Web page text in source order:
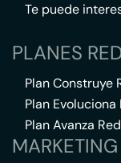
Te puede
PLANES
Plan Construye
Plan
Plan Avanza